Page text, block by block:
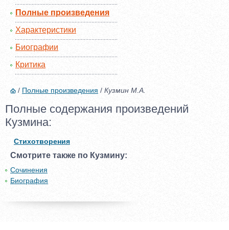
Полные произведения
Характеристики
Биографии
Критика
/ Полные произведения / Кузмин М.А.
Полные содержания произведений
Кузмина:
Стихотворения
Смотрите также по Кузмину:
Сочинения
Биография